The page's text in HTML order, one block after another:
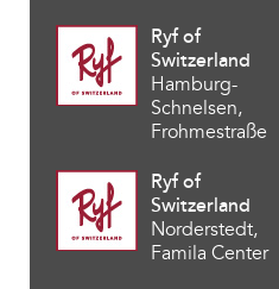
Ryf of
Switzerland
Hamburg-
Schnelsen,
Frohmestraße
Ryf of
Switzerland
Norderstedt,
Famila Center